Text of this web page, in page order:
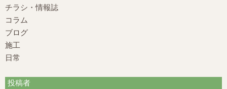
チラシ・情報誌
コラム
ブログ
施工
日常
投稿者